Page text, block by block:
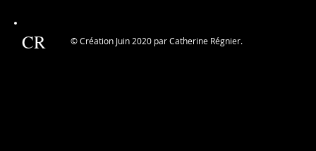
© Création Juin 2020 par Catherine Régnier.
CR